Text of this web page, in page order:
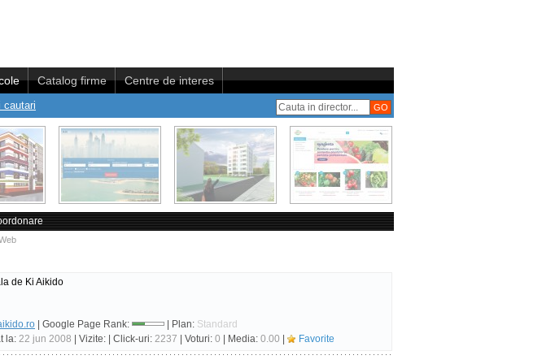
Catalog firme Centre de interes
cautari
de Ki Aikido
| Google Page Rank: | Plan: Standard
la: 22 jun 2008 | Vizite: | Click-uri: 2237 | Voturi: 0 | Media: 0.00 Favorite